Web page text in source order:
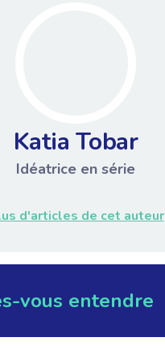
Katia Tobar
Idéatrice en série
d'articles de cet auteur
vous entendre